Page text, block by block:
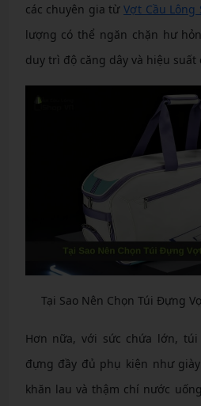
các chuyên gia từVợt Cầu Lông
lượng có thể ngăn chặn hư
duy trì độ căng dây và hiệu suất
Tại Sao Nên Chọn Túi Đựng
Hơn nữa, với sức chứa lớn,
đựng đầy đủ phụ kiện như
khăn lau và thậm chí nước